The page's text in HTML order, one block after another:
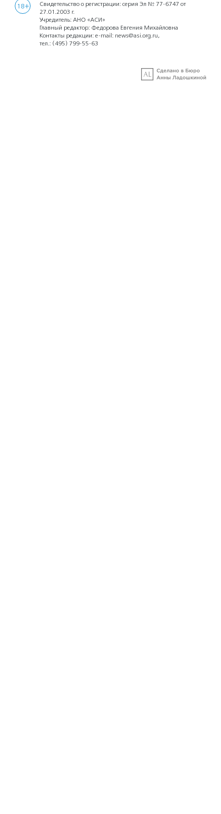
18+
Свидетельство о регистрации: серия Эл № 77-6747 от
27.01.2003 г.
Учредитель: АНО «АСИ»
Главный редактор: Федорова Евгения Михайловна
Контакты редакции: e-mail: news@asi.org.ru,
тел.: (495) 799-55-63